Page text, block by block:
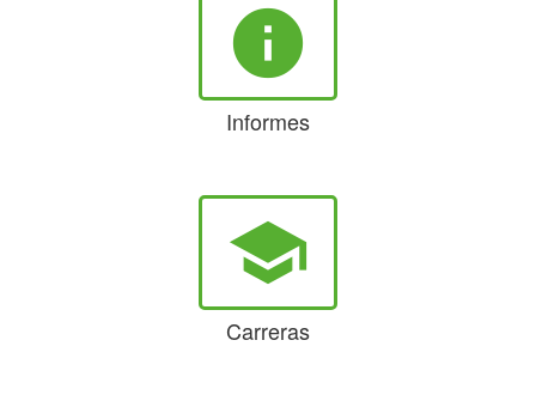
info
Informes
school
Carreras